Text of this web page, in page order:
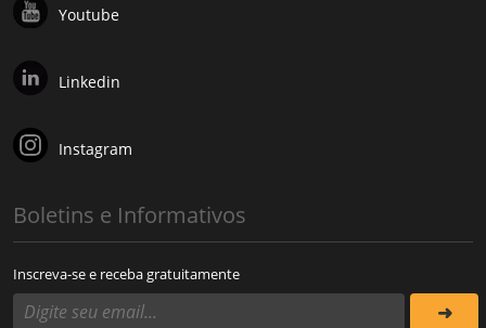
Youtube
Linkedin
Instagram
Boletins e Informativos
Inscreva-se e receba gratuitamente